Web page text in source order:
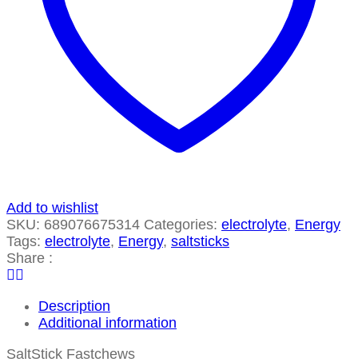
Add to wishlist
SKU: 689076675314 Categories: electrolyte, Energy
Tags: electrolyte, Energy, saltsticks
Share :
Description
Additional information
SaltStick Fastchews